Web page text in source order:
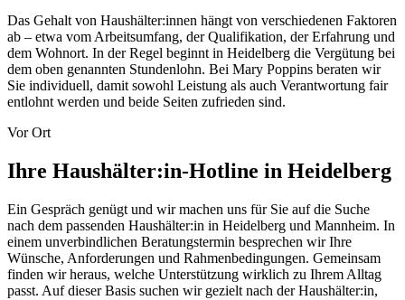
Das Gehalt von Haushälter:innen hängt von verschiedenen Faktoren
ab – etwa vom Arbeitsumfang, der Qualifikation, der Erfahrung und
dem Wohnort. In der Regel beginnt in Heidelberg die Vergütung bei
dem oben genannten Stundenlohn. Bei Mary Poppins beraten wir
Sie individuell, damit sowohl Leistung als auch Verantwortung fair
entlohnt werden und beide Seiten zufrieden sind.
Vor Ort
Ihre Haushälter:in-Hotline in Heidelberg
Ein Gespräch genügt und wir machen uns für Sie auf die Suche
nach dem passenden Haushälter:in in Heidelberg und Mannheim. In
einem unverbindlichen Beratungstermin besprechen wir Ihre
Wünsche, Anforderungen und Rahmenbedingungen. Gemeinsam
finden wir heraus, welche Unterstützung wirklich zu Ihrem Alltag
passt. Auf dieser Basis suchen wir gezielt nach der Haushälter:in,